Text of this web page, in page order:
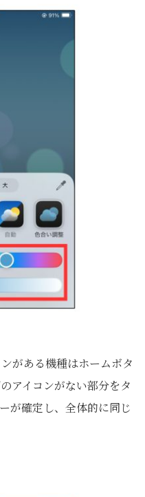
がある機種はホームボタ
アイコンがない部分をタ
が確定し、全体的に同じ